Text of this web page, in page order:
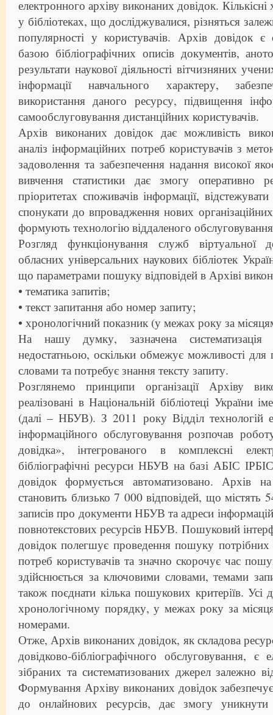
електронного архіву виконаних довідок. Кількісні
у бібліотеках, що досліджувалися, різняться
популярності у користувачів. Архів довідок
базою бібліографічних описів документів,
результати наукової діяльності вітчизняних
інформації навчального характеру,
використання даного ресурсу, підвищення
самообслуговування дистанційних користувачів.
Архів виконаних довідок дає можливість
аналіз інформаційних потреб користувачів з
задоволення та забезпечення надання високої
вивчення статистики дає змогу оперативно
пріоритетах споживачів інформації,
спонукати до впровадження нових
формують технологію віддаленого
Розгляд функціонування служб віртуальної
обласних універсальних наукових бібліотек
що параметрами пошуку відповідей в Архіві
• тематика запитів;
• текст запитання або номер запиту;
• хронологічний показник (у межах року за
На нашу думку, зазначена систематизація
недостатньою, оскільки обмежує можливості
словами та потребує знання тексту запиту.
Розглянемо принципи організації Архіву
реалізовані в Національній бібліотеці України
(далі – НБУВ). З 2011 року Відділ технологій
інформаційного обслуговування розпочав
довідка», інтегрованого в комплексні
бібліографічні ресурси НБУВ на базі АБІС
довідок формується автоматизовано. Архів
становить близько 7 000 відповідей, що містять
записів про документи НБУВ та адреси
повнотекстових ресурсів НБУВ. Пошуковий
довідок полегшує проведення пошуку
потреб користувачів та значно скорочує час
здійснюється за ключовими словами, темами
також поєднати кілька пошукових критеріїв. Усі
хронологічному порядку, у межах року за
номерами.
Отже, Архів виконаних довідок, як складова
довідково-бібліографічного обслуговування, є
зібраних та систематизованих джерел залежно
Формування Архіву виконаних довідок
до онлайнових ресурсів, дає змогу уникнути